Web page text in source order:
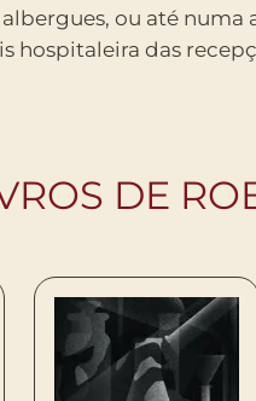
ou até numa
hospitaleira das
DE